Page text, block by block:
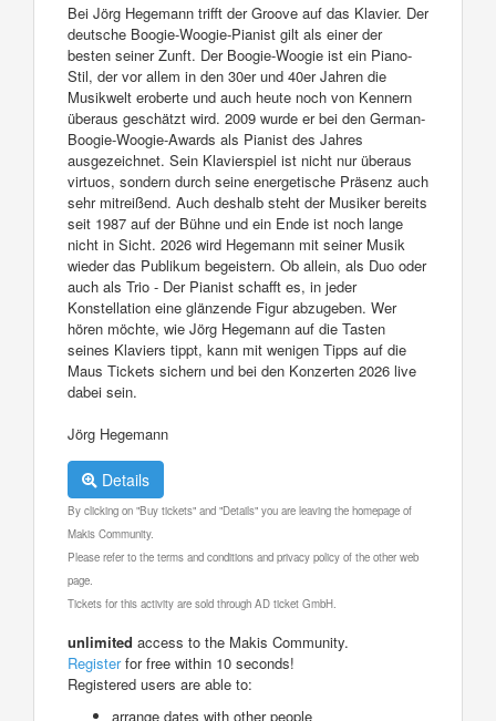
Bei Jörg Hegemann trifft der Groove auf das Klavier. Der
deutsche Boogie-Woogie-Pianist gilt als einer der
besten seiner Zunft. Der Boogie-Woogie ist ein Piano-
Stil, der vor allem in den 30er und 40er Jahren die
Musikwelt eroberte und auch heute noch von Kennern
überaus geschätzt wird. 2009 wurde er bei den German-
Boogie-Woogie-Awards als Pianist des Jahres
ausgezeichnet. Sein Klavierspiel ist nicht nur überaus
virtuos, sondern durch seine energetische Präsenz auch
sehr mitreißend. Auch deshalb steht der Musiker bereits
seit 1987 auf der Bühne und ein Ende ist noch lange
nicht in Sicht. 2026 wird Hegemann mit seiner Musik
wieder das Publikum begeistern. Ob allein, als Duo oder
auch als Trio - Der Pianist schafft es, in jeder
Konstellation eine glänzende Figur abzugeben. Wer
hören möchte, wie Jörg Hegemann auf die Tasten
seines Klaviers tippt, kann mit wenigen Tipps auf die
Maus Tickets sichern und bei den Konzerten 2026 live
dabei sein.
Jörg Hegemann
Details
By clicking on "Buy tickets" and "Details" you are leaving the homepage of
Makis Community.
Please refer to the terms and conditions and privacy policy of the other web
page.
Tickets for this activity are sold through AD ticket GmbH.
unlimited access to the Makis Community.
Registerfor free within 10 seconds!
Registered users are able to:
arrange dates with other people